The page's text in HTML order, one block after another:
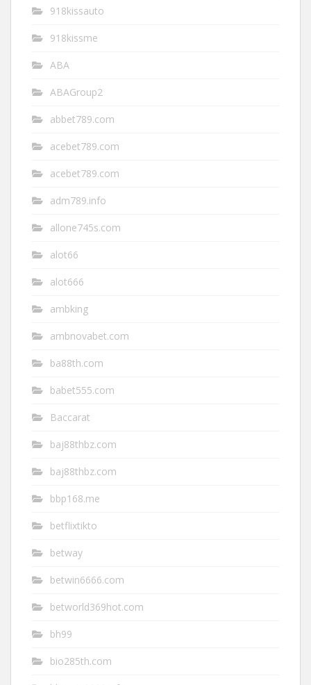
918kissauto
918kissme
ABA
ABAGroup2
abbet789.com
acebet789.com
acebet789.com
adm789.info
allone745s.com
alot66
alot666
ambking
ambnovabet.com
ba88th.com
babet555.com
Baccarat
baj88thbz.com
baj88thbz.com
bbp168.me
betflixtikto
betway
betwin6666.com
betworld369hot.com
bh99
bio285th.com